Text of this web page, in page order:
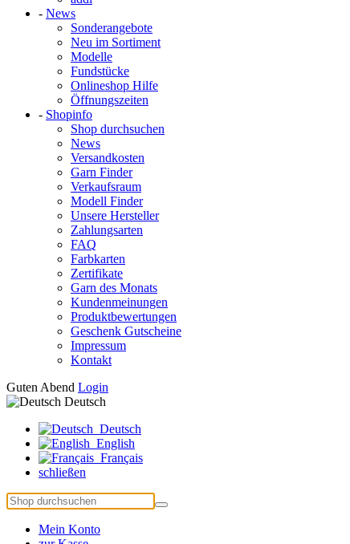
- News
Sonderangebote
Neu im Sortiment
Modelle
Fundstücke
Onlineshop Hilfe
Öffnungszeiten
- Shopinfo
Shop durchsuchen
News
Versandkosten
Garn Finder
Verkaufsraum
Modell Finder
Unsere Hersteller
Zahlungsarten
FAQ
Farbkarten
Zertifikate
Garn des Monats
Kundenmeinungen
Produktbewertungen
Geschenk Gutscheine
Impressum
Kontakt
Guten Abend Login
Deutsch
Deutsch
English
Français
schließen
Mein Konto